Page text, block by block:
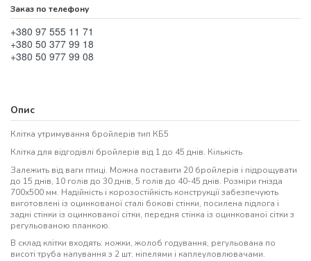
Заказ по телефону
+380 97 555 11 71
+380 50 377 99 18
+380 50 977 99 08
Опис
Клітка утримування бройлерів тип КБ5
Клітка для відгодівлі бройлерів від 1 до 45 днів. Кількість
Залежить від ваги птиці. Можна поставити 20 бройлерів і підрощувати
до 15 днів, 10 голів до 30 днів, 5 голів до 40-45 днів. Розміри гнізда
700х500 мм. Надійність і корозостійкість конструкції забезпечують
виготовлені із оцинкованої сталі бокові стінки, посилена підлога і
задні стінки із оцинкованої сітки, передня стінка із оцинкованої сітки з
регульованою планкою.
В склад клітки входять: ножки, жолоб годування, регульована по
висоті труба напування з 2 шт. ніпелями і каплеуловлювачами.